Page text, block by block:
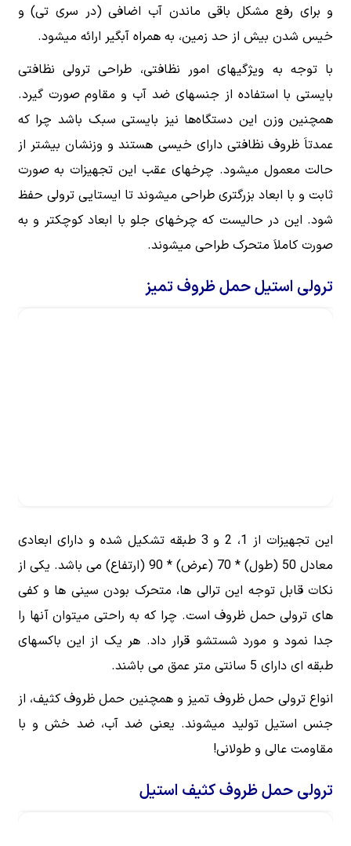
و برای رفع مشکل باقی ماندن آب اضافی (در سری تی) و
خیس شدن بیش از حد زمین، به همراه آبگیر ارائه میشود.
با توجه به ویژگیهای امور نظافتی، طراحی ترولی نظافتی
بایستی با استفاده از جنسهای ضد آب و مقاوم صورت گیرد.
همچنین وزن این دستگاه‌ها نیز بایستی سبک باشد چرا که
عمدتاَ ظروف نظافتی دارای خیسی هستند و وزنشان بیشتر از
حالت معمول میشود. چرخهای عقب این تجهیزات به صورت
ثابت و با ابعاد بزرگتری طراحی میشوند تا ایستایی ترولی حفظ
شود. این در حالیست که چرخهای جلو با ابعاد کوچکتر و به
صورت کاملاَ متحرک طراحی میشوند.
ترولی استیل حمل ظروف تمیز
این تجهیزات از 1، 2 و 3 طبقه تشکیل شده و دارای ابعادی
معادل 50 (طول) * 70 (عرض) * 90 (ارتفاع) می باشد. یکی از
نکات قابل توجه این ترالی ‌ها، متحرک بودن سینی ها و کفی
های ترولی حمل ظروف است. چرا که به راحتی میتوان آنها را
جدا نمود و مورد شستشو قرار داد. هر یک از این باکسهای
طبقه ای دارای 5 سانتی متر عمق می باشند.
انواع ترولی حمل ظروف تمیز و همچنین حمل ظروف کثیف، از
جنس استیل تولید میشوند. یعنی ضد آب، ضد خش و با
مقاومت عالی و طولانی!
ترولی حمل ظروف کثیف استیل